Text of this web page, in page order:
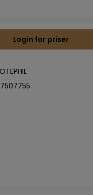
Login for priser